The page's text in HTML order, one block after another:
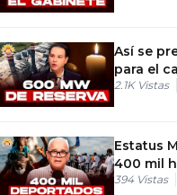
Así se
para el
colapsar
2.1K Vistas
Estatus
400 mil
enfrentan
394 Vistas